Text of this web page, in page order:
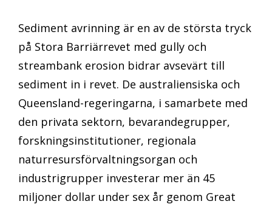
Sediment avrinning är en av de största tryck
på Stora Barriärrevet med gully och
streambank erosion bidrar avsevärt till
sediment in i revet. De australiensiska och
Queensland-regeringarna, i samarbete med
den privata sektorn, bevarandegrupper,
forskningsinstitutioner, regionala
naturresursförvaltningsorgan och
industrigrupper investerar mer än 45
miljoner dollar under sex år genom Great